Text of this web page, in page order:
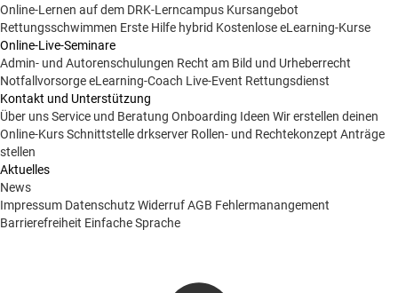
Online-Lernen auf dem DRK-Lerncampus Kursangebot
Rettungsschwimmen Erste Hilfe hybrid Kostenlose eLearning-Kurse
Online-Live-Seminare
Admin- und Autorenschulungen Recht am Bild und Urheberrecht
NotfallvorsorgeeLearning-Coach Live-Event Rettungsdienst
Kontakt und Unterstützung
Über unsService und Beratung Onboarding Ideen Wir erstellen deinen
Online-KursSchnittstelle drkserver Rollen- und Rechtekonzept Anträge
stellen
Aktuelles
News
Impressum DatenschutzWiderrufAGB Fehlermanangement
Barrierefreiheit Einfache Sprache